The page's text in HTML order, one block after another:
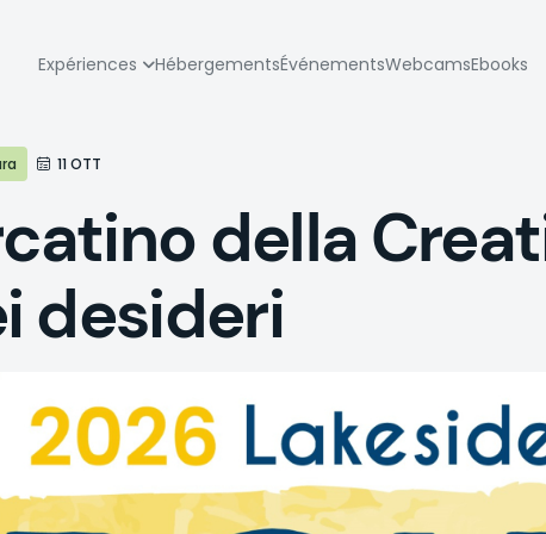
Expériences HébergementsÉvénementsWebcamsEbooks
11 OTT
della
desideri